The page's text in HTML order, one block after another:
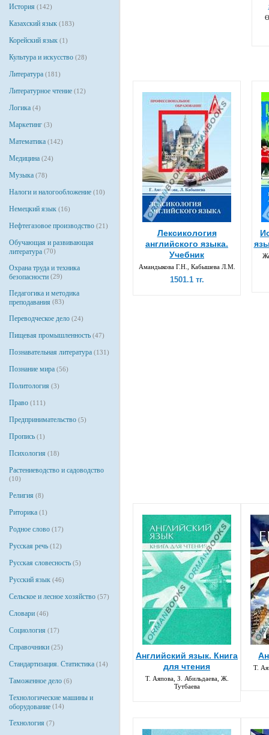
История (142)
Казахский язык (183)
Корейский язык (1)
Культура и искусство (28)
Литература (181)
Литературное чтение (12)
Логика (4)
Маркетинг (3)
Математика (142)
Медицина (24)
Музыка (78)
Налоги и налогообложение (10)
Немецкий язык (16)
Нефтегазовое производство (21)
Обучающая и развивающая
литература (70)
Охрана труда и техника
безопасности (29)
Педагогика и методика
преподавания (83)
Переводческое дело (24)
Пищевая промышленность (47)
Познавательная литература (131)
Познание мира (56)
Политология (3)
Право (111)
Предпринимательство (5)
Пропись (1)
Психология (18)
Растениеводство и садоводство
(10)
Религия (8)
Риторика (1)
Родное слово (17)
Русская речь (12)
Русская словесность (5)
Русский язык (46)
Сельское и лесное хозяйство (57)
Словари (46)
Социология (17)
Справочники (25)
Стандартизация. Статистика (14)
Таможенное дело (6)
Технологические машины и
оборудование (14)
Технология (7)
Лексикология
английского языка.
Учебник
Амандыкова Г.Н., Кабышева Л.М.
1501.1 тг.
Английский язык. Книга
для чтения
Т. Аяпова, З. Абильдаева, Ж.
Тутбаева
Т.